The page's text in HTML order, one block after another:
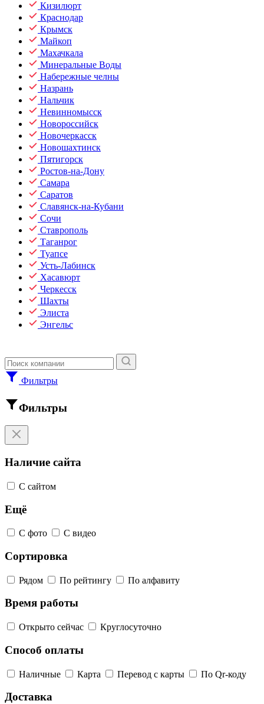
Кизилюрт
Краснодар
Крымск
Майкоп
Махачкала
Минеральные Воды
Набережные челны
Назрань
Нальчик
Невинномысск
Новороссийск
Новочеркасск
Новошахтинск
Пятигорск
Ростов-на-Дону
Самара
Саратов
Славянск-на-Кубани
Сочи
Ставрополь
Таганрог
Туапсе
Усть-Лабинск
Хасавюрт
Черкесск
Шахты
Элиста
Энгельс
Фильтры
Фильтры
Наличие сайта
С сайтом
Ещё
С фото С видео
Сортировка
Рядом По рейтингу По алфавиту
Время работы
Открыто сейчас Круглосуточно
Способ оплаты
Наличные Карта Перевод с карты По Qr-коду
Доставка